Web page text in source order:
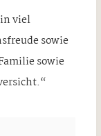
viel
sowie
sowie